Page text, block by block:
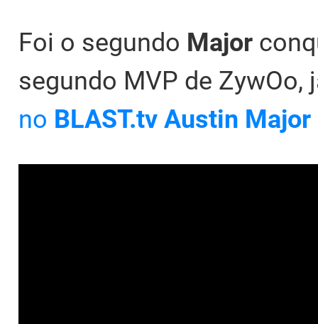
Foi o segundo Major
segundo MVP de ZywOo,
no BLAST.tv Austin